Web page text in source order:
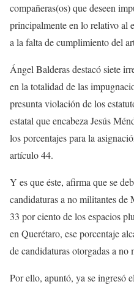
compañeras(os) que deseen
principalmente en lo relativo al
a la falta de cumplimiento del
Ángel Balderas destacó siete
en la totalidad de las
presunta violación de los
estatal que encabeza Jesús
los porcentajes para la
artículo 44.
Y es que éste, afirma que se
candidaturas a no militantes
33 por ciento de los espacios
en Querétaro, ese porcentaje
de candidaturas otorgadas a no
Por ello, apuntó, ya se ingresó